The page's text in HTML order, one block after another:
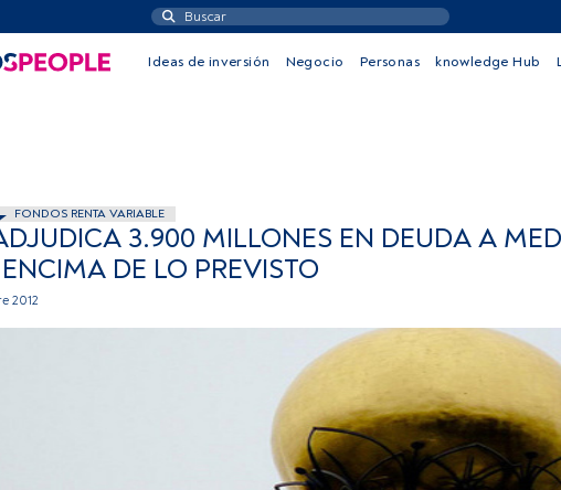
Ideas de inversión Negocio Personas knowledge Hub
FONDOS RENTA VARIABLE
3.900 MILLONES EN DEUDA A
DE LO PREVISTO
2012